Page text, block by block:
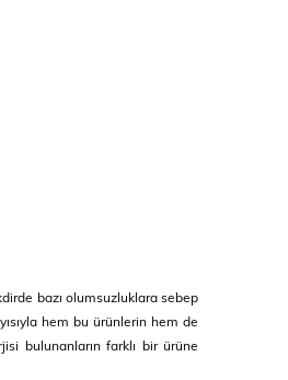
bazı olumsuzluklara sebep
hem bu ürünlerin hem de
bulunanların farklı bir ürüne